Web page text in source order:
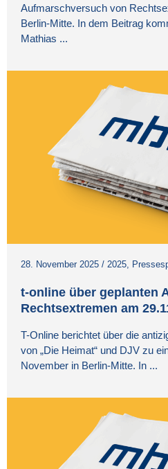
Aufmarschversuch von
Berlin-Mitte. In dem Beitrag
Mathias ...
28. November 2025 / 2025,
t-online über geplanten
Rechtsextremen am
T-Online berichtet über die
von „Die Heimat“ und DJV zu
November in Berlin-Mitte. In ...